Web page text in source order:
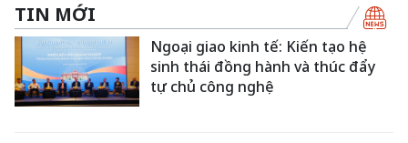
TIN MỚI
Ngoại giao kinh tế: Kiến tạo hệ
sinh thái đồng hành và thúc đẩy
tự chủ công nghệ